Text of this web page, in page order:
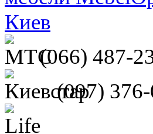
(066) 487-
(097)